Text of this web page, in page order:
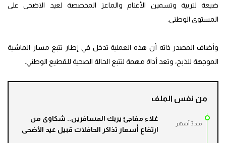
ضيعة لتربية وتسمين الأغنام والماعز المخصصة لعيد الاضحى على
المستوى الوطني.
وأضاف المصدر ذاته أن هذه العملية تدخل في إطار تتبع مسار الماشية
الموجهة للذبح، وتعد أداة مهمة لتتبع الحالة الصحية للقطيع الوطني.
من نفس الملف
مند 3 أشهر
غلاء مفاجئ يربك المسافرين.. شكاوى من
ارتفاع أسعار تذاكر الحافلات قبيل عيد الأضحى